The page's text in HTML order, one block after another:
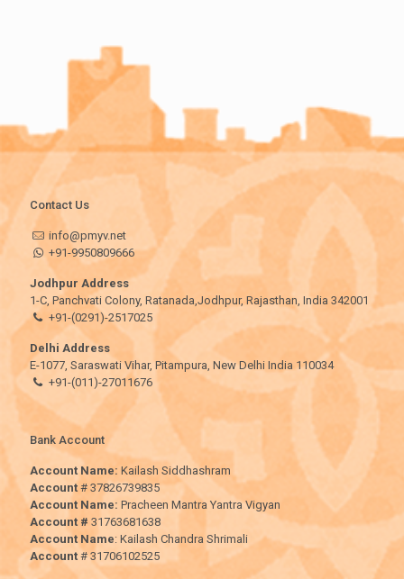
Contact Us
info@pmyv.net
+91-9950809666
Jodhpur Address
1-C, Panchvati Colony, Ratanada,Jodhpur, Rajasthan, India 342001
+91-(0291)-2517025
Delhi Address
E-1077, Saraswati Vihar, Pitampura, New Delhi India 110034
+91-(011)-27011676
Bank Account
Account Name: Kailash Siddhashram
Account # 37826739835
Account Name: Pracheen Mantra Yantra Vigyan
Account # 31763681638
Account Name: Kailash Chandra Shrimali
Account # 31706102525